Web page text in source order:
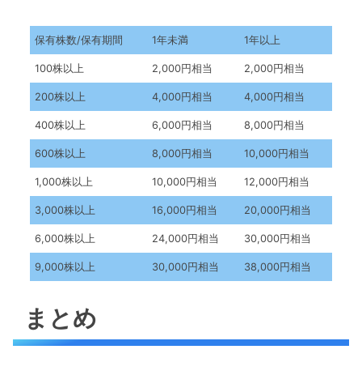
保有株数/保有期間 1年未満 1年以上
100株以上 2,000円相当 2,000円相当
200株以上 4,000円相当 4,000円相当
400株以上 6,000円相当 8,000円相当
600株以上 8,000円相当 10,000円相当
1,000株以上 10,000円相当 12,000円相当
3,000株以上 16,000円相当 20,000円相当
6,000株以上 24,000円相当 30,000円相当
9,000株以上 30,000円相当 38,000円相当
まとめ